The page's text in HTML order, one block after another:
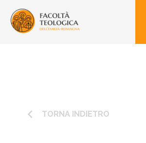
keyboard_arrow_left TORNA INDIETRO